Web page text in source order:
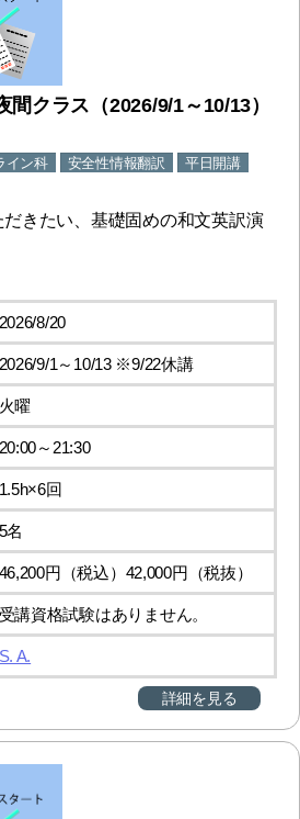
間クラス（2026/9/1～10/13）
イン科 安全性情報翻訳
平日開講
きたい、基礎固めの和文英訳演
2026/8/20
2026/9/1～10/13 ※9/22休講
火曜
20:00～21:30
1.5h×6回
5名
46,200円（税込）42,000円（税抜）
受講資格試験はありません。
S. A.
詳細を見る